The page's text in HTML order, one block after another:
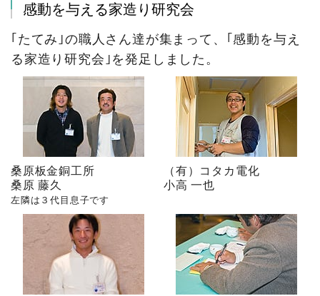
感動を与える家造り研究会
｢たてみ｣の職人さん達が集まって、｢感動を与え
る家造り研究会｣を発足しました。
桑原板金銅工所
桑原 藤久
左隣は３代目息子です
（有）コタカ電化
小高 一也